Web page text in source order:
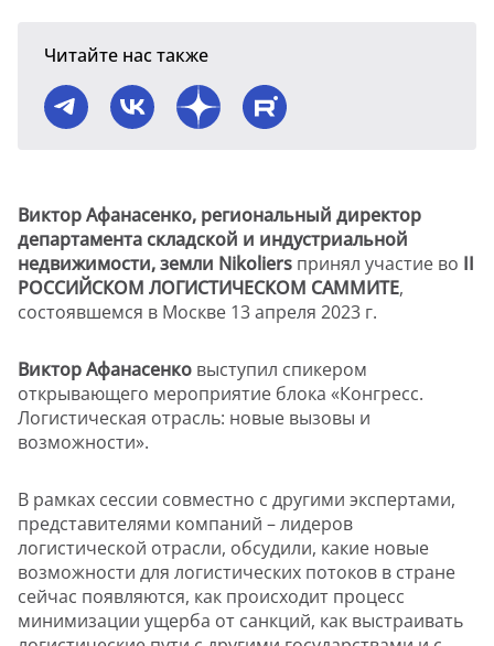
Читайте нас также
Виктор Афанасенко, региональный директор
департамента складской и индустриальной
недвижимости, земли Nikoliers принял участие во II
РОССИЙСКОМ ЛОГИСТИЧЕСКОМ САММИТЕ,
состоявшемся в Москве 13 апреля 2023 г.
Виктор Афанасенко выступил спикером
открывающего мероприятие блока «Конгресс.
Логистическая отрасль: новые вызовы и
возможности».
В рамках сессии совместно с другими экспертами,
представителями компаний – лидеров
логистической отрасли, обсудили, какие новые
возможности для логистических потоков в стране
сейчас появляются, как происходит процесс
минимизации ущерба от санкций, как выстраивать